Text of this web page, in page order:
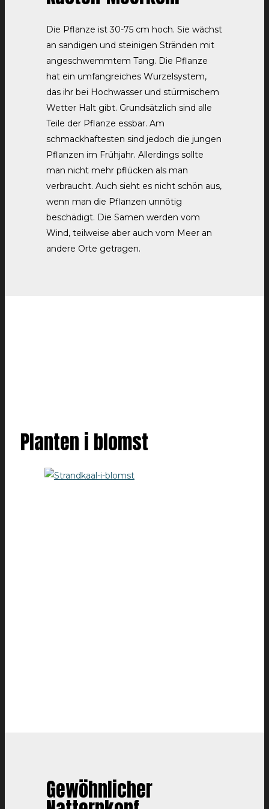
Die Pflanze ist 30-75 cm hoch. Sie wächst
an sandigen und steinigen Stränden mit
angeschwemmtem Tang. Die Pflanze
hat ein umfangreiches Wurzelsystem,
das ihr bei Hochwasser und stürmischem
Wetter Halt gibt. Grundsätzlich sind alle
Teile der Pflanze essbar. Am
schmackhaftesten sind jedoch die jungen
Pflanzen im Frühjahr. Allerdings sollte
man nicht mehr pflücken als man
verbraucht. Auch sieht es nicht schön aus,
wenn man die Pflanzen unnötig
beschädigt. Die Samen werden vom
Wind, teilweise aber auch vom Meer an
andere Orte getragen.
Planten i blomst
Gewöhnlicher